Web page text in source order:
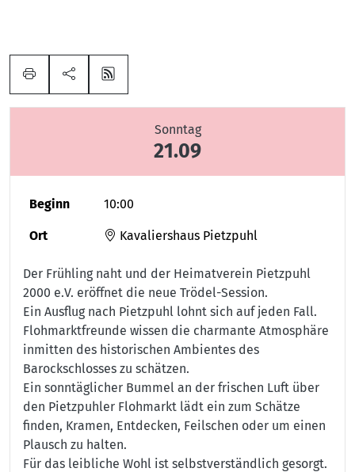
Sonntag
21.09
Beginn 10:00
Ort Kavaliershaus Pietzpuhl
Der Frühling naht und der Heimatverein Pietzpuhl
2000 e.V. eröffnet die neue Trödel-Session.
Ein Ausflug nach Pietzpuhl lohnt sich auf jeden Fall.
Flohmarktfreunde wissen die charmante Atmosphäre
inmitten des historischen Ambientes des
Barockschlosses zu schätzen.
Ein sonntäglicher Bummel an der frischen Luft über
den Pietzpuhler Flohmarkt lädt ein zum Schätze
finden, Kramen, Entdecken, Feilschen oder um einen
Plausch zu halten.
Für das leibliche Wohl ist selbstverständlich gesorgt.